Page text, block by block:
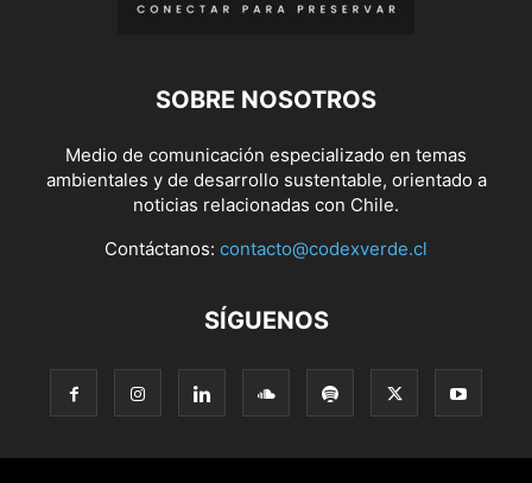
SOBRE NOSOTROS
Medio de comunicación especializado en temas
ambientales y de desarrollo sustentable, orientado a
noticias relacionadas con Chile.
Contáctanos: contacto@codexverde.cl
SÍGUENOS